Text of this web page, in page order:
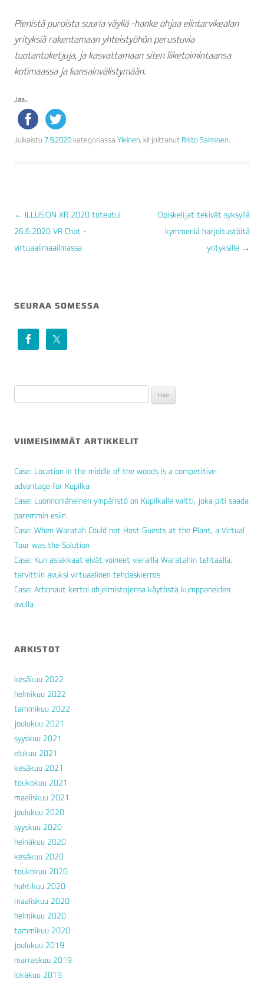
Pienistä puroista suuria väyliä -hanke ohjaa elintarvikealan
yrityksiä rakentamaan yhteistyöhön perustuvia
tuotantoketjuja, ja kasvattamaan siten liiketoimintaansa
kotimaassa ja kansainvälistymään.
Jaa...
Julkaistu 7.9.2020 kategoriassa Yleinen, kirjoittanut Risto Salminen.
ARTIKKELIEN
← ILLUSION XR 2020 toteutui
26.6.2020 VR Chat -
virtuaalimaailmassa
Opiskelijat tekivät syksyllä
kymmeniä harjoitustöitä
yrityksille →
SEURAA SOMESSA
VIIMEISIMMÄT ARTIKKELIT
Case: Location in the middle of the woods is a competitive
advantage for Kupilka
Case: Luonnonläheinen ympäristö on Kupilkalle valtti, joka piti saada
paremmin esiin
Case: When Waratah Could not Host Guests at the Plant, a Virtual
Tour was the Solution
Case: Kun asiakkaat eivät voineet vierailla Waratahin tehtaalla,
tarvittiin avuksi virtuaalinen tehdaskierros
Case: Arbonaut kertoi ohjelmistojensa käytöstä kumppaneiden
avulla
ARKISTOT
kesäkuu 2022
helmikuu 2022
tammikuu 2022
joulukuu 2021
syyskuu 2021
elokuu 2021
kesäkuu 2021
toukokuu 2021
maaliskuu 2021
joulukuu 2020
syyskuu 2020
heinäkuu 2020
kesäkuu 2020
toukokuu 2020
huhtikuu 2020
maaliskuu 2020
helmikuu 2020
tammikuu 2020
joulukuu 2019
marraskuu 2019
lokakuu 2019